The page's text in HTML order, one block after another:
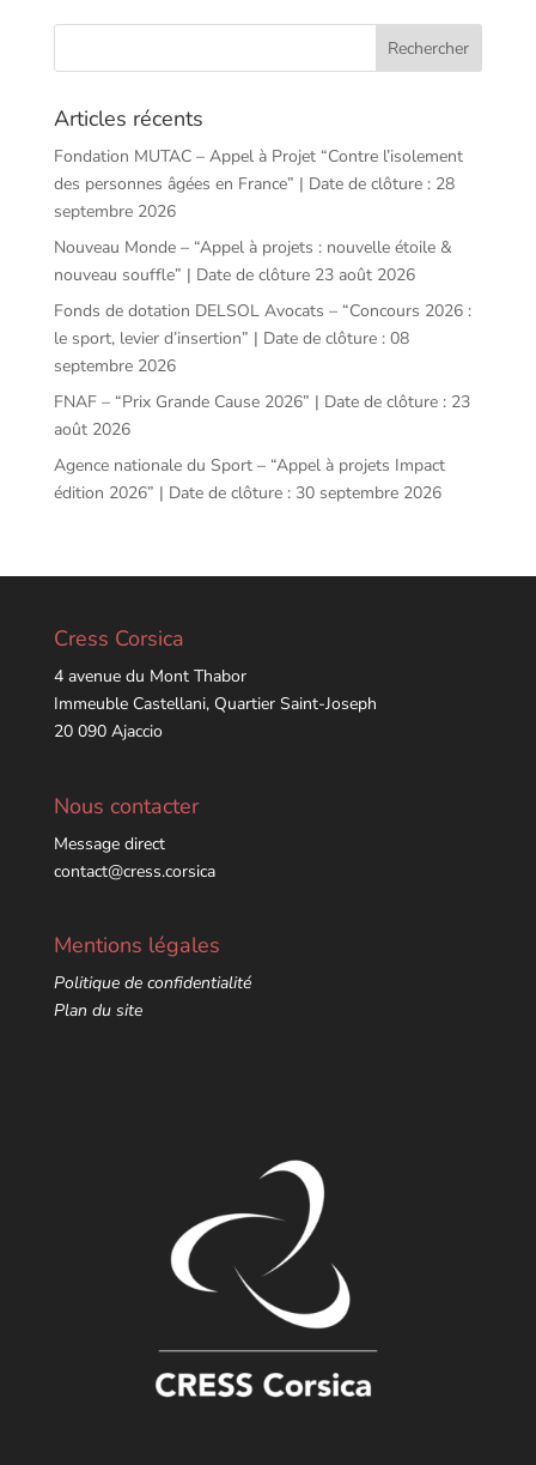
Articles récents
Fondation MUTAC – Appel à Projet “Contre l’isolement
des personnes âgées en France” | Date de clôture : 28
septembre 2026
Nouveau Monde – “Appel à projets : nouvelle étoile &
nouveau souffle” | Date de clôture 23 août 2026
Fonds de dotation DELSOL Avocats – “Concours 2026 :
le sport, levier d’insertion” | Date de clôture : 08
septembre 2026
FNAF – “Prix Grande Cause 2026” | Date de clôture : 23
août 2026
Agence nationale du Sport – “Appel à projets Impact
édition 2026” | Date de clôture : 30 septembre 2026
Cress Corsica
4 avenue du Mont Thabor
Immeuble Castellani, Quartier Saint-Joseph
20 090 Ajaccio
Nous contacter
Message direct
contact@cress.corsica
Mentions légales
Politique de confidentialité
Plan du site